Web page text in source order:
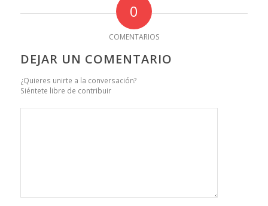
0
COMENTARIOS
DEJAR UN COMENTARIO
¿Quieres unirte a la conversación?
Siéntete libre de contribuir